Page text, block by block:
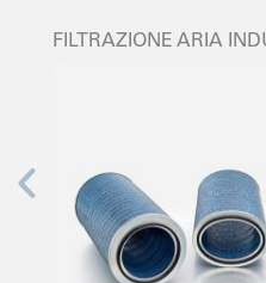
FILTRAZIONE ARIA